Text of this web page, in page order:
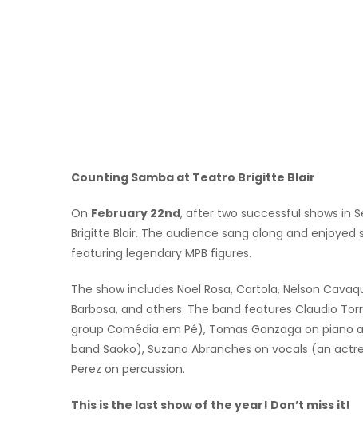
Counting Samba at Teatro Brigitte Blair
On February 22nd, after two successful shows in
Brigitte Blair. The audience sang along and
featuring legendary MPB figures.
The show includes Noel Rosa, Cartola, Nelson
Barbosa, and others. The band features Claudio
group Comédia em Pé), Tomas Gonzaga on
band Saoko), Suzana Abranches on vocals (an
Perez on percussion.
This is the last show of the year! Don’t miss it!